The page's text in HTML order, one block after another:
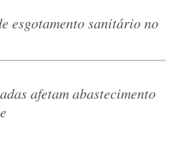
esgotamento sanitário no
afetam abastecimento